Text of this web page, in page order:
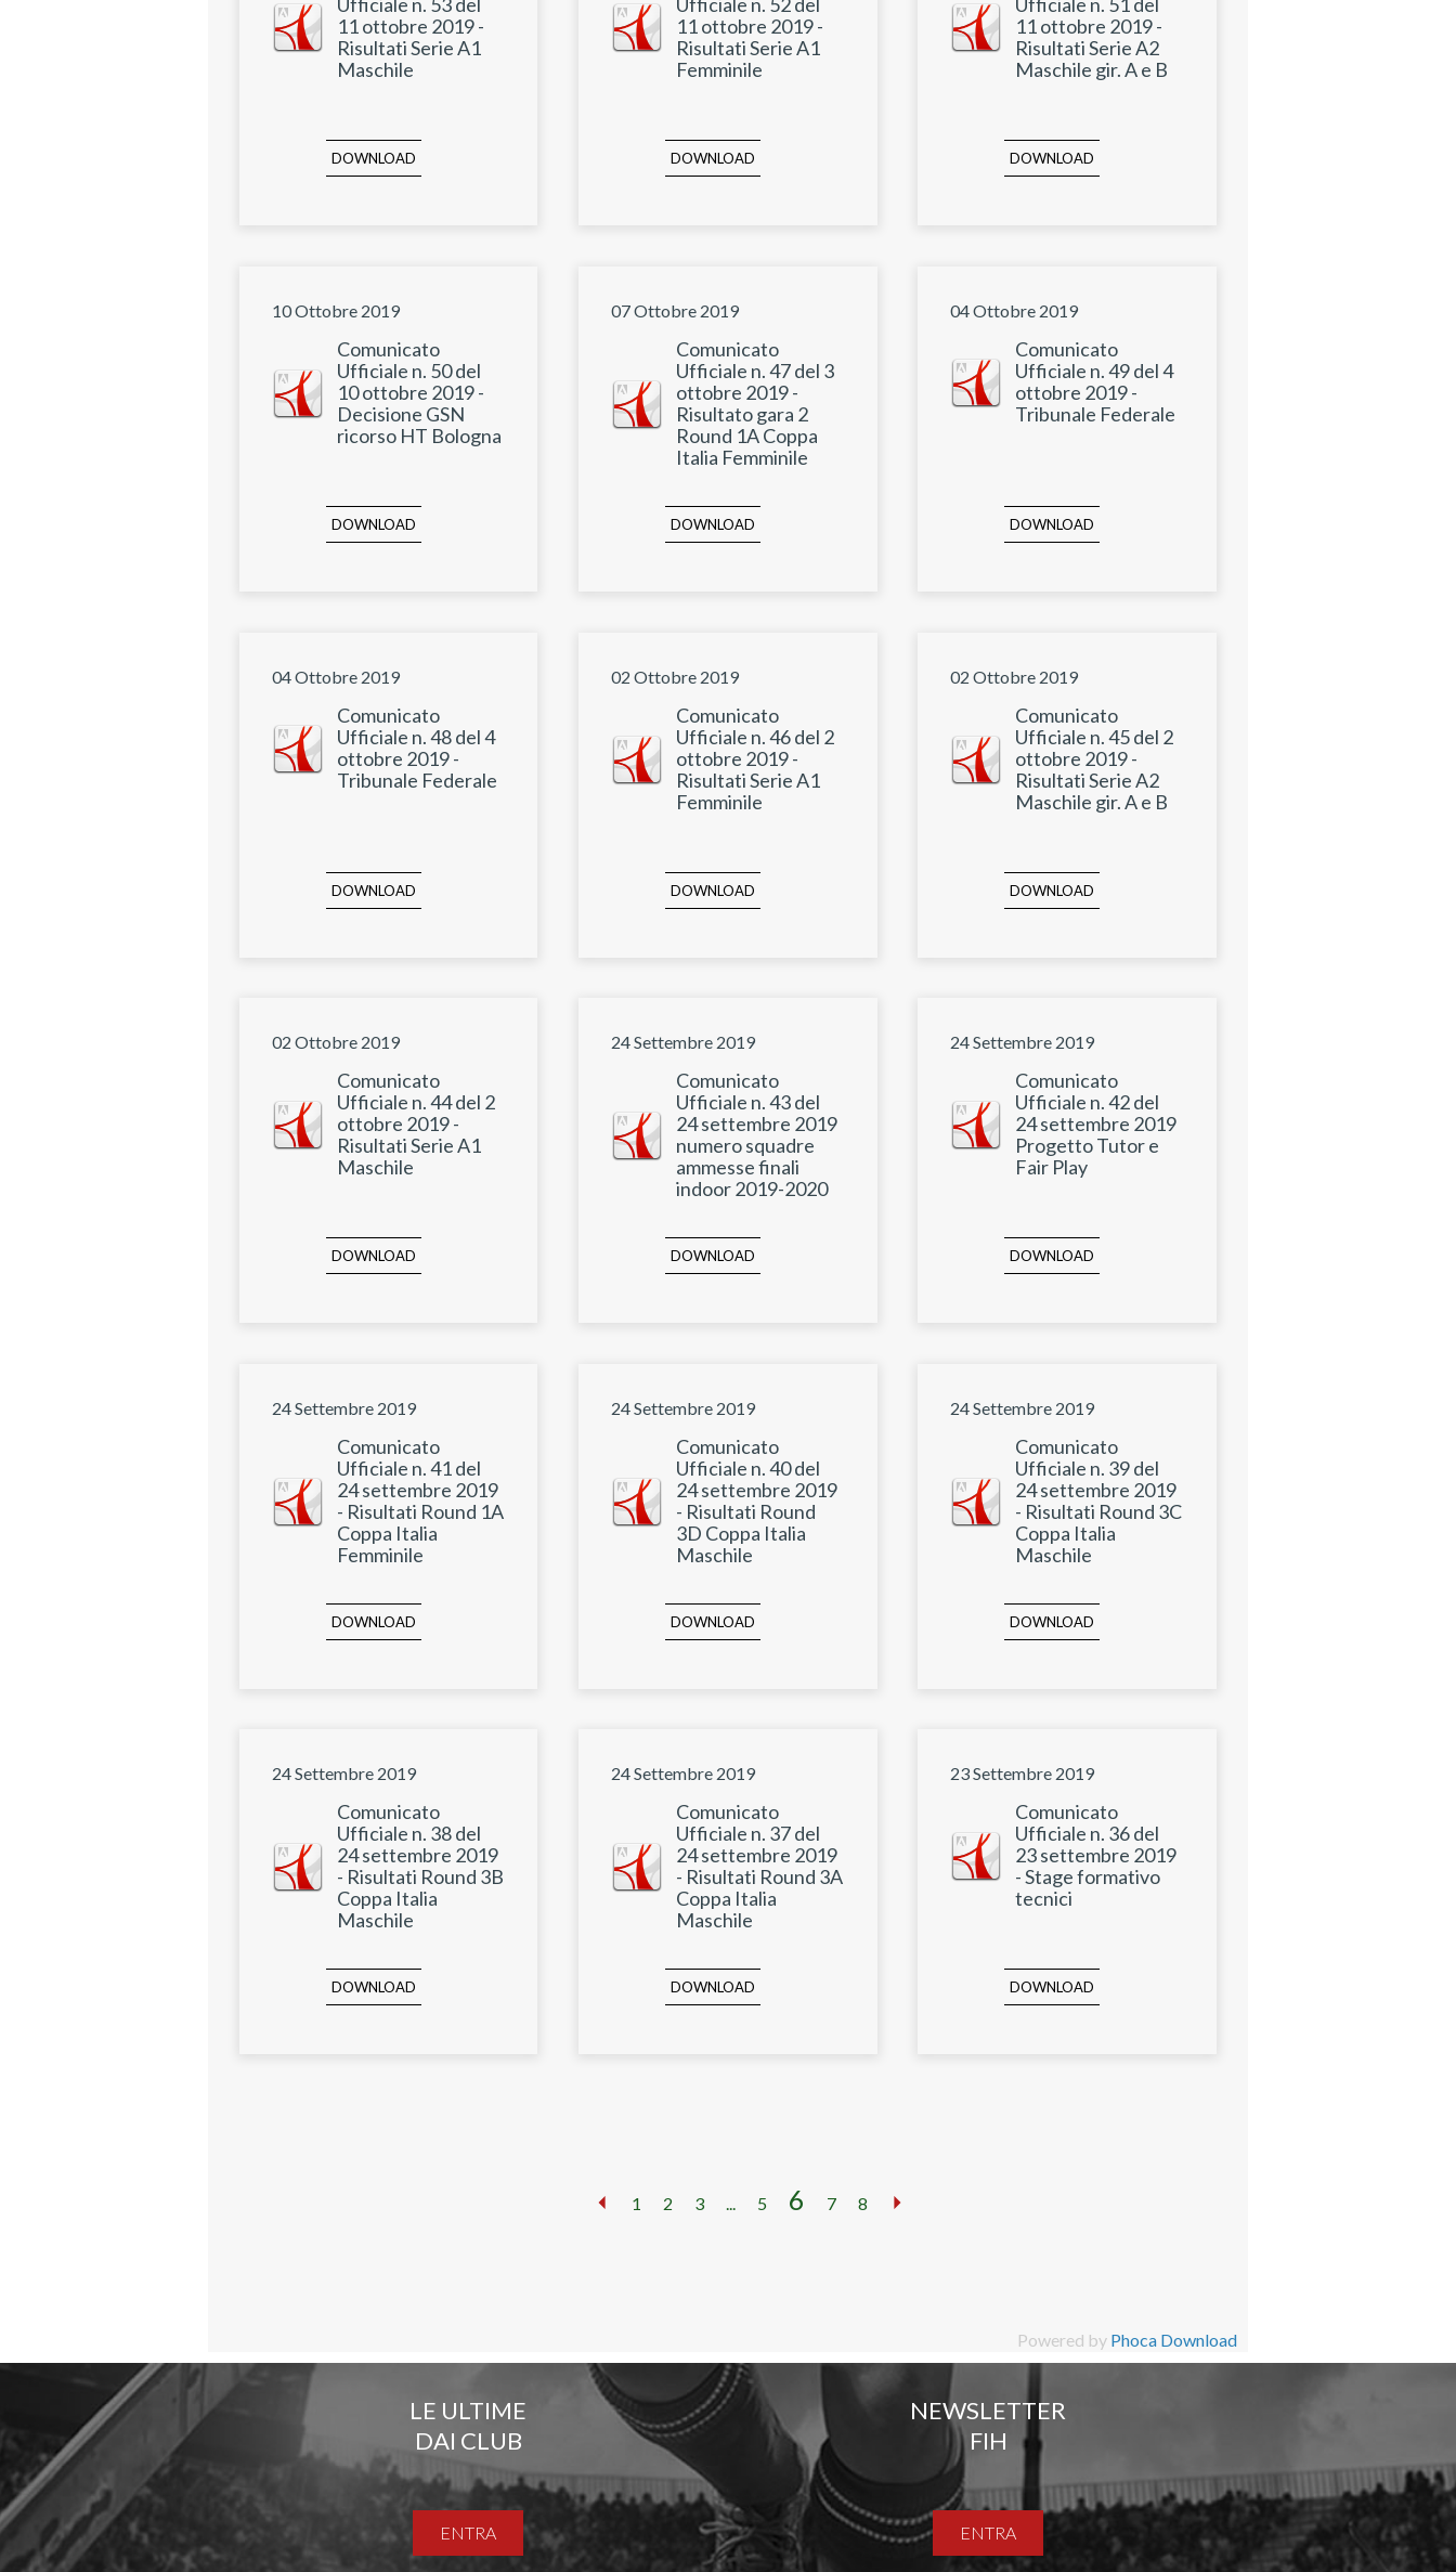
11 ottobre 2019 -
Risultati Serie A1
Maschile
DOWNLOAD
11 ottobre 2019 -
Risultati Serie A1
Femminile
DOWNLOAD
11 ottobre 2019 -
Risultati Serie A2
Maschile gir. A e B
DOWNLOAD
10 Ottobre 2019
Comunicato
Ufficiale n. 50 del
10 ottobre 2019 -
Decisione GSN
ricorso HT Bologna
DOWNLOAD
07 Ottobre 2019
Comunicato
Ufficiale n. 47 del 3
ottobre 2019 -
Risultato gara 2
Round 1A Coppa
Italia Femminile
DOWNLOAD
04 Ottobre 2019
Comunicato
Ufficiale n. 49 del 4
ottobre 2019 -
Tribunale Federale
DOWNLOAD
04 Ottobre 2019
Comunicato
Ufficiale n. 48 del 4
ottobre 2019 -
Tribunale Federale
DOWNLOAD
02 Ottobre 2019
Comunicato
Ufficiale n. 46 del 2
ottobre 2019 -
Risultati Serie A1
Femminile
DOWNLOAD
02 Ottobre 2019
Comunicato
Ufficiale n. 45 del 2
ottobre 2019 -
Risultati Serie A2
Maschile gir. A e B
DOWNLOAD
02 Ottobre 2019
Comunicato
Ufficiale n. 44 del 2
ottobre 2019 -
Risultati Serie A1
Maschile
DOWNLOAD
24 Settembre 2019
Comunicato
Ufficiale n. 43 del
24 settembre 2019
numero squadre
ammesse finali
indoor 2019-2020
DOWNLOAD
24 Settembre 2019
Comunicato
Ufficiale n. 42 del
24 settembre 2019
Progetto Tutor e
Fair Play
DOWNLOAD
24 Settembre 2019
Comunicato
Ufficiale n. 41 del
24 settembre 2019
- Risultati Round 1A
Coppa Italia
Femminile
DOWNLOAD
24 Settembre 2019
Comunicato
Ufficiale n. 40 del
24 settembre 2019
- Risultati Round
3D Coppa Italia
Maschile
DOWNLOAD
24 Settembre 2019
Comunicato
Ufficiale n. 39 del
24 settembre 2019
- Risultati Round 3C
Coppa Italia
Maschile
DOWNLOAD
24 Settembre 2019
Comunicato
Ufficiale n. 38 del
24 settembre 2019
- Risultati Round 3B
Coppa Italia
Maschile
DOWNLOAD
24 Settembre 2019
Comunicato
Ufficiale n. 37 del
24 settembre 2019
- Risultati Round 3A
Coppa Italia
Maschile
DOWNLOAD
23 Settembre 2019
Comunicato
Ufficiale n. 36 del
23 settembre 2019
- Stage formativo
tecnici
DOWNLOAD
1 2 3 ... 5 6 7 8
Powered by Phoca Download
LE ULTIME
DAI CLUB
ENTRA
NEWSLETTER
FIH
ENTRA